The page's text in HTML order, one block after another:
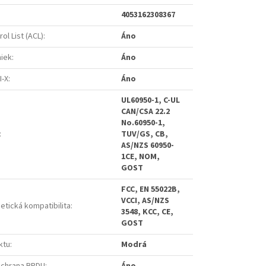
4053162308367
List (ACL):
Áno
:
Áno
X: Áno
:
UL60950-1, C-UL
CAN/CSA 22.2
No.60950-1,
TUV/GS, CB,
AS/NZS 60950-
1CE, NOM,
GOST
kompatibilita:
FCC, EN 55022B,
VCCI, AS/NZS
3548, KCC, CE,
GOST
:
Modrá